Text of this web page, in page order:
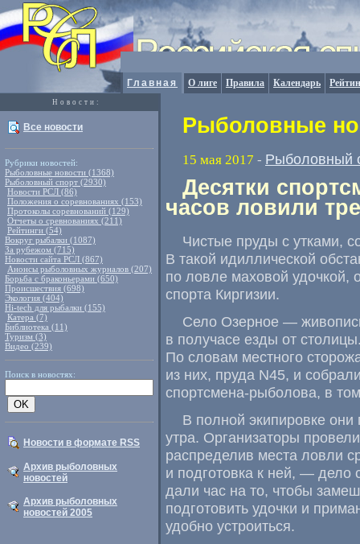
Главная О лиге Правила Календарь
Новости:
Все новости
Рубрики новостей:
Рыболовные новости (1368)
Рыболовный спорт (2930)
Новости РСЛ (86)
Положения о соревнованиях (153)
Протоколы соревнований (129)
Отчеты о сревнованиях (211)
Рейтинги (54)
Вокруг рыбалки (1087)
За рубежом (715)
Новости сайта РСЛ (867)
Анонсы рыболовных журналов (207)
Борьба с браконьерами (650)
Происшествия (698)
Экология (404)
Hi-tech для рыбалки (155)
Катера (7)
Библиотека (11)
Туризм (3)
Видео (239)
Поиск в новостях:
Новости в формате RSS
Архив рыболовных
новостей
Архив рыболовных
новостей 2005
Рыболовные
15 мая 2017 - Рыболовный
Десятки
часов ловили
Чистые пруды с утками,
В такой идиллической
по ловле маховой удочкой,
спорта Киргизии.
Село Озерное —
в получасе езды от
По словам местного
из них, пруда N45, и
спортсмена-рыболова, в
В полной экипировке
утра. Организаторы
распределив места ловли
и подготовка к ней, — дело
дали час на то, чтобы
подготовить удочки и
удобно устроиться.